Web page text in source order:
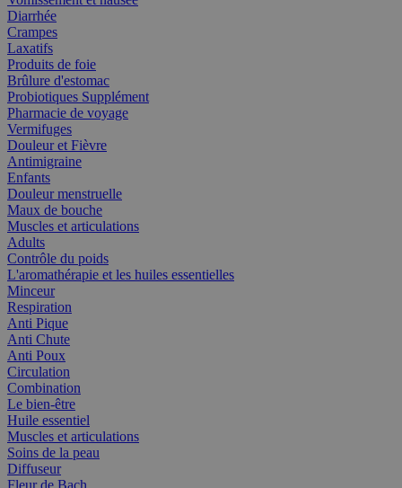
Diarrhée
Crampes
Laxatifs
Produits de foie
Brûlure d'estomac
Probiotiques Supplément
Pharmacie de voyage
Vermifuges
Douleur et Fièvre
Antimigraine
Enfants
Douleur menstruelle
Maux de bouche
Muscles et articulations
Adults
Contrôle du poids
L'aromathérapie et les huiles essentielles
Minceur
Respiration
Anti Pique
Anti Chute
Anti Poux
Circulation
Combination
Le bien-être
Huile essentiel
Muscles et articulations
Soins de la peau
Diffuseur
Fleur de Bach